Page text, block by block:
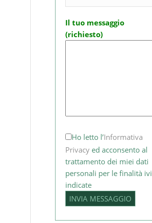
Il tuo messaggio
(richiesto)
Ho letto l’Informativa
Privacyed acconsento al
trattamento dei miei dati
personali per le finalità ivi
indicate